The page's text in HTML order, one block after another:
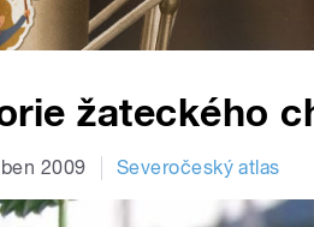
žateckého
2009 Severočeský atlas